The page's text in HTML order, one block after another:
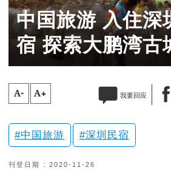
中国旅游 入住深
宿 探索大鹏湾
A- A+ 我要回应
中国旅游 深圳民宿
刊登日期 : 2020-11-26